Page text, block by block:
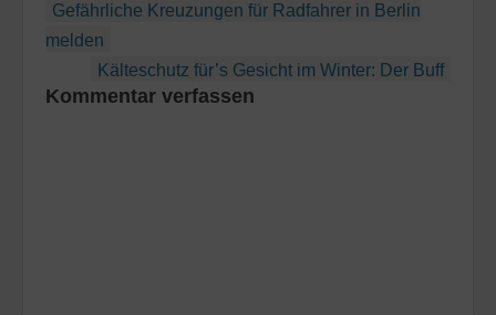
Beitragsnavigation
Gefährliche Kreuzungen für Radfahrer in Berlin
melden
Kälteschutz für’s Gesicht im Winter: Der Buff
Kommentar verfassen